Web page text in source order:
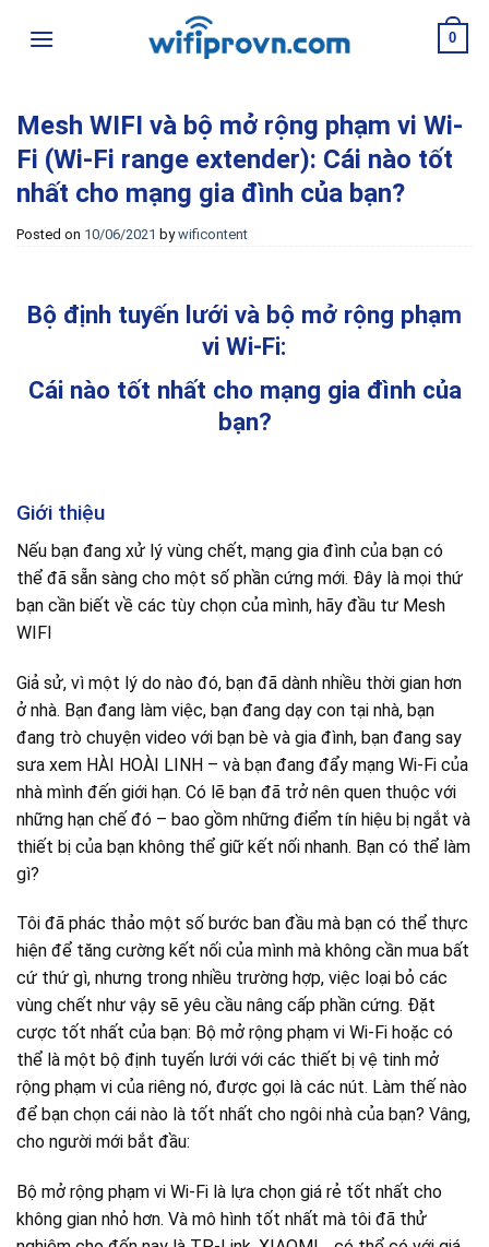
0
Mesh WIFI và bộ mở rộng phạm vi Wi-
Fi (Wi-Fi range extender): Cái nào tốt
nhất cho mạng gia đình của bạn?
Posted on 10/06/2021 bywificontent
Bộ định tuyến lưới và bộ mở rộng phạm
vi Wi-Fi:
Cái nào tốt nhất cho mạng gia đình của
bạn?
Giới thiệu
Nếu bạn đang xử lý vùng chết, mạng gia đình của bạn có
thể đã sẵn sàng cho một số phần cứng mới. Đây là mọi thứ
bạn cần biết về các tùy chọn của mình, hãy đầu tư Mesh
WIFI
Giả sử, vì một lý do nào đó, bạn đã dành nhiều thời gian hơn
ở nhà. Bạn đang làm việc, bạn đang dạy con tại nhà, bạn
đang trò chuyện video với bạn bè và gia đình, bạn đang say
sưa xem HÀI HOÀI LINH – và bạn đang đẩy mạng Wi-Fi của
nhà mình đến giới hạn. Có lẽ bạn đã trở nên quen thuộc với
những hạn chế đó – bao gồm những điểm tín hiệu bị ngắt và
thiết bị của bạn không thể giữ kết nối nhanh. Bạn có thể làm
gì?
Tôi đã phác thảo một số bước ban đầu mà bạn có thể thực
hiện để tăng cường kết nối của mình mà không cần mua bất
cứ thứ gì, nhưng trong nhiều trường hợp, việc loại bỏ các
vùng chết như vậy sẽ yêu cầu nâng cấp phần cứng. Đặt
cược tốt nhất của bạn: Bộ mở rộng phạm vi Wi-Fi hoặc có
thể là một bộ định tuyến lưới với các thiết bị vệ tinh mở
rộng phạm vi của riêng nó, được gọi là các nút. Làm thế nào
để bạn chọn cái nào là tốt nhất cho ngôi nhà của bạn? Vâng,
cho người mới bắt đầu:
Bộ mở rộng phạm vi Wi-Fi là lựa chọn giá rẻ tốt nhất cho
không gian nhỏ hơn. Và mô hình tốt nhất mà tôi đã thử